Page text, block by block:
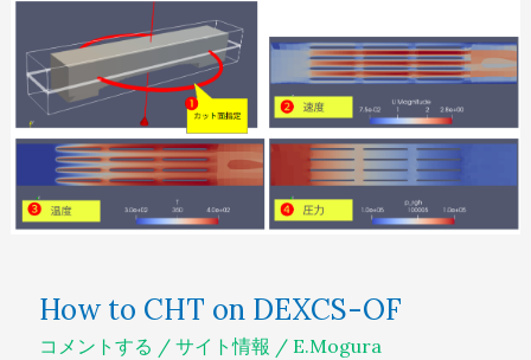
How to CHT on DEXCS-OF
コメントする / サイト情報 / E.Mogura
to
CHT
on
DEXCS-
OF